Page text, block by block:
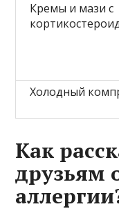
Кремы и мази с
Холодный
Как
друзьям